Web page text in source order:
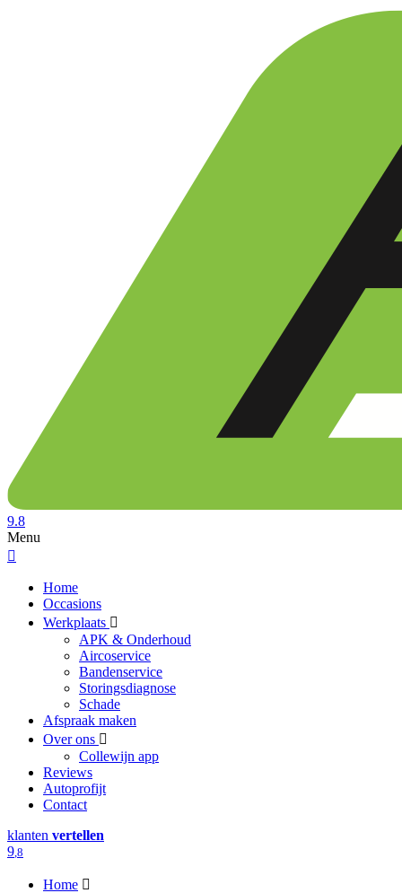
9.8
Menu
Home
Occasions
Werkplaats
APK & Onderhoud
Aircoservice
Bandenservice
Storingsdiagnose
Schade
Afspraak maken
Over ons
Collewijn app
Reviews
Autoprofijt
Contact
klanten vertellen
9,8
Home